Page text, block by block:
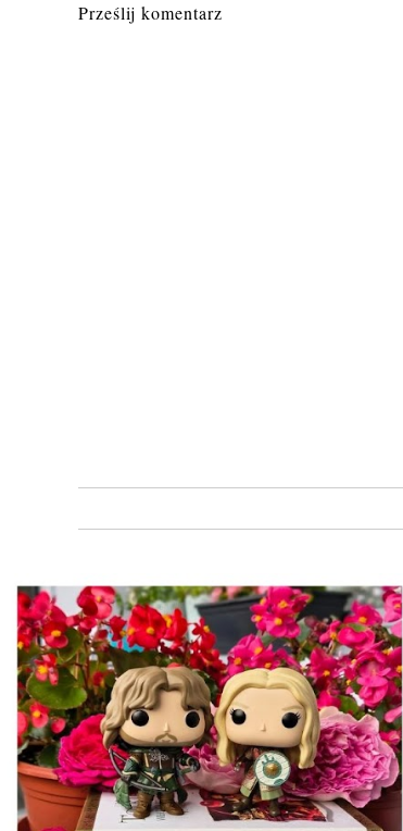
Prześlij komentarz